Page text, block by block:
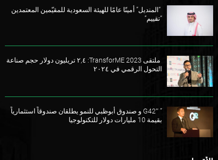
“المنديل” أمينًا عامًا للهيئة السعودية للمقيّمين المعتمدين
“تقييم”
ملتقى TransforME 2023: ٢,٤ تريليون دولار حجم صناعة
التحول الرقمي في ٢٠٢٤
” G42″ و صندوق أبوظبي للنمو يطلقان صندوقاً استثمارياً
بقيمة 10 مليارات دولار للتكنولوجيا